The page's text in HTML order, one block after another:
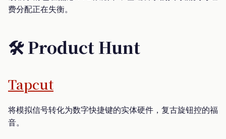
费分配正在失衡。
🛠️ Product Hunt
Tapcut
将模拟信号转化为数字快捷键的实体硬件，复古旋钮控的福
音。